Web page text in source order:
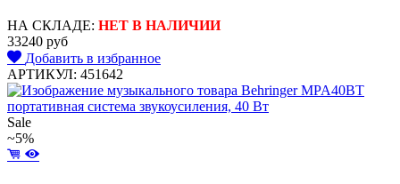
НА СКЛАДЕ: НЕТ В НАЛИЧИИ
33240 руб
Добавить в избранное
АРТИКУЛ: 451642
Sale
~5%